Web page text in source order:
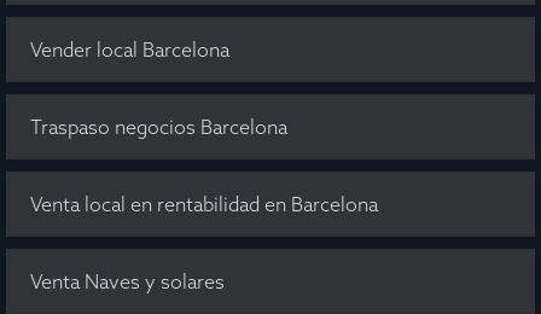
Vender local Barcelona
Traspaso negocios Barcelona
Venta local en rentabilidad en Barcelona
Venta Naves y solares